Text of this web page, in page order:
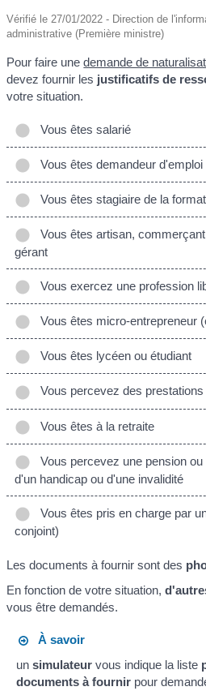
Vérifié le 27/01/2022 - Direction de
administrative (Première ministre)
Pour faire unedemande de
devez fournir les justificatifs de
votre situation.
Vous êtes salarié
Vous êtes demandeur d'emploi
Vous êtes stagiaire de la
Vous êtes artisan,
gérant
Vous exercez une profession
Vous êtes micro-entrepreneur
Vous êtes lycéen ou étudiant
Vous percevez des
Vous êtes à la retraite
Vous percevez une pension
d'un handicap ou d'une invalidité
Vous êtes pris en charge par
conjoint)
Les documents à fournir sont des
En fonction de votre situation,
vous être demandés.
À savoir
un simulateurvous indique la liste
documents à fournirpour